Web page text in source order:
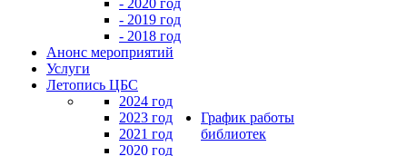
- 2020 год
- 2019 год
- 2018 год
Анонс мероприятий
Услуги
Летопись ЦБС
2024 год
2023 год
2021 год
2020 год
График работы
библиотек